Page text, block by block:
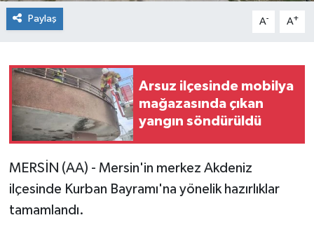
Paylaş A- A+
Arsuz ilçesinde mobilya
mağazasında çıkan
yangın söndürüldü
MERSİN (AA) - Mersin'in merkez Akdeniz
ilçesinde Kurban Bayramı'na yönelik hazırlıklar
tamamlandı.